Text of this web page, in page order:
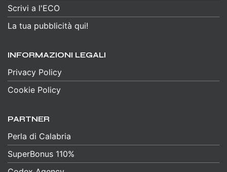
Scrivi a l'ECO
La tua pubblicità qui!
INFORMAZIONI LEGALI
Privacy Policy
Cookie Policy
PARTNER
Perla di Calabria
SuperBonus 110%